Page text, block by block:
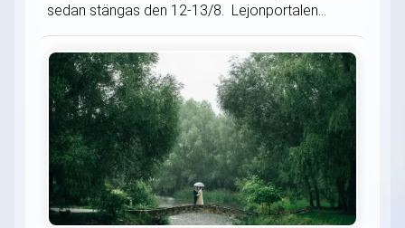
sedan stängas den 12-13/8. Lejonportalen...